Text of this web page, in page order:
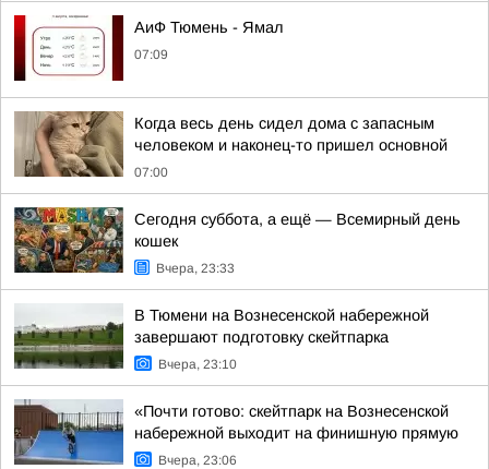
АиФ Тюмень - Ямал
07:09
Когда весь день сидел дома с запасным
человеком и наконец-то пришел основной
07:00
Сегодня суббота, а ещё — Всемирный день
кошек
Вчера, 23:33
В Тюмени на Вознесенской набережной
завершают подготовку скейтпарка
Вчера, 23:10
«Почти готово: скейтпарк на Вознесенской
набережной выходит на финишную прямую
Вчера, 23:06